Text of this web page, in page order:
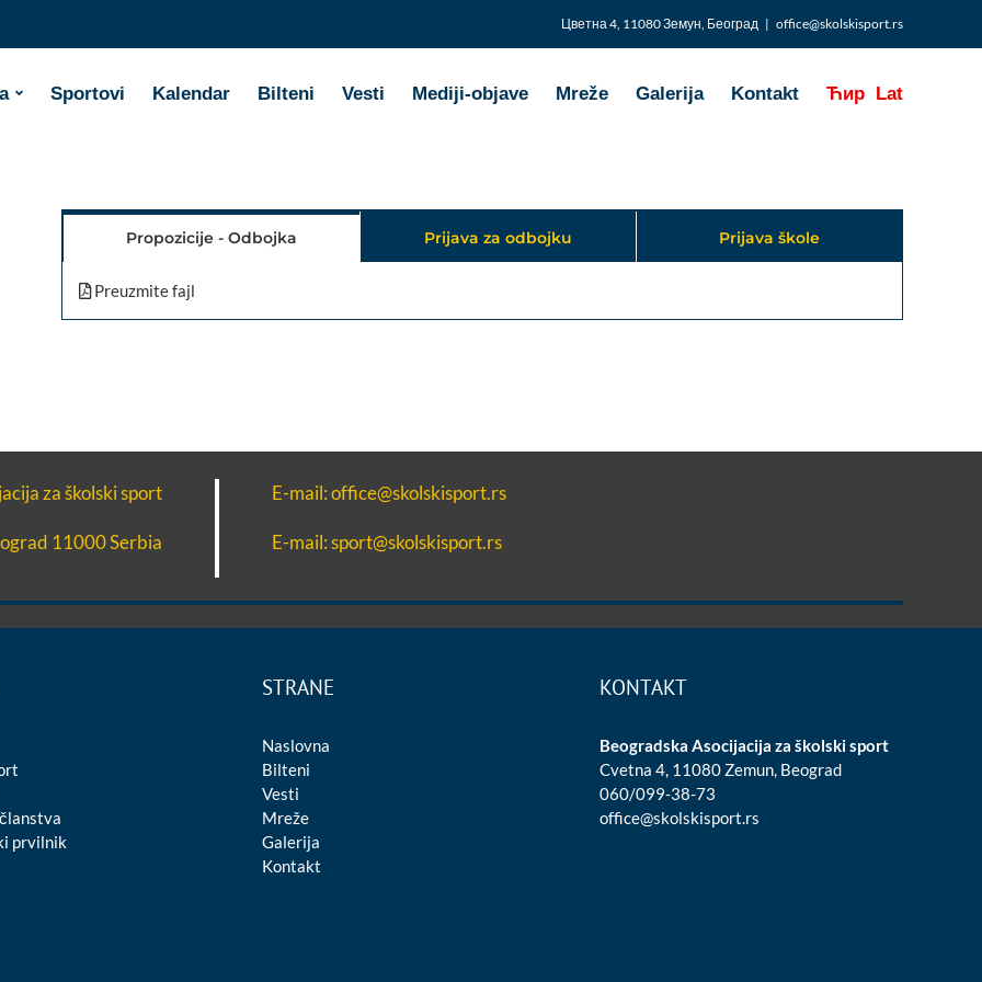
Цветна 4, 11080 Земун, Београд | office@skolskisport.rs
Sportovi Kalendar Bilteni Vesti Mediji-objave Mreže Galerija Kontakt Ћир Lat
Propozicije - Odbojka Prijava za odbojku Prijava škole
Preuzmite fajl
za školski sport
11000 Serbia
E-mail: office@skolskisport.rs
E-mail: sport@skolskisport.rs
prvilnik
STRANE
Naslovna
Bilteni
Vesti
Mreže
Galerija
Kontakt
KONTAKT
Beogradska Asocijacija za školski sport
Cvetna 4, 11080 Zemun, Beograd
060/099-38-73
office@skolskisport.rs